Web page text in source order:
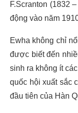
F.Scranton (1832
động vào năm
Ewha không chỉ
được biết đến
sinh ra không ít
quốc hội xuất sắc
đầu tiên của Hàn